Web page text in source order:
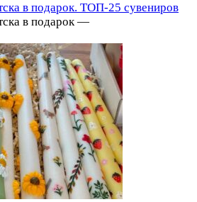
в подарок. ТОП-25 сувениров
в подарок —